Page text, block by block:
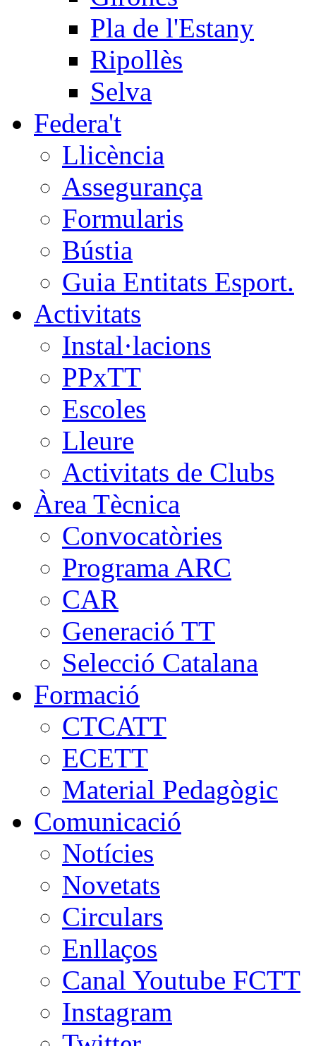
Pla de l'Estany
Ripollès
Selva
Federa't
Llicència
Assegurança
Formularis
Bústia
Guia Entitats Esport.
Activitats
Instal·lacions
PPxTT
Escoles
Lleure
Activitats de Clubs
Àrea Tècnica
Convocatòries
Programa ARC
CAR
Generació TT
Selecció Catalana
Formació
CTCATT
ECETT
Material Pedagògic
Comunicació
Notícies
Novetats
Circulars
Enllaços
Canal Youtube FCTT
Instagram